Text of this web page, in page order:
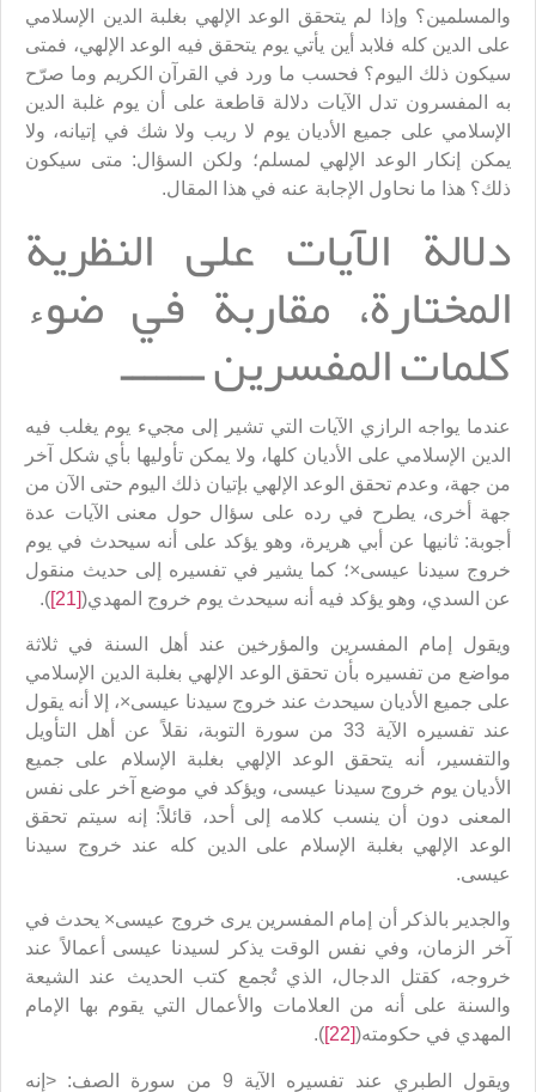
والمسلمين؟ وإذا لم يتحقق الوعد الإلهي بغلبة الدين الإسلامي
على الدين كله فلابد أين يأتي يوم يتحقق فيه الوعد الإلهي، فمتى
سيكون ذلك اليوم؟ فحسب ما ورد في القرآن الكريم وما صرّح
به المفسرون تدل الآيات دلالة قاطعة على أن يوم غلبة الدين
الإسلامي على جميع الأديان يوم لا ريب ولا شك في إتيانه، ولا
يمكن إنكار الوعد الإلهي لمسلم؛ ولكن السؤال: متى سيكون
ذلك؟ هذا ما نحاول الإجابة عنه في هذا المقال.
دلالة الآيات على النظرية
المختارة، مقاربة في ضوء
كلمات المفسرين ـــــــ
عندما يواجه الرازي الآيات التي تشير إلى مجيء يوم يغلب فيه
الدين الإسلامي على الأديان كلها، ولا يمكن تأوليها بأي شكل آخر
من جهة، وعدم تحقق الوعد الإلهي بإتيان ذلك اليوم حتى الآن من
جهة أخرى، يطرح في رده على سؤال حول معنى الآيات عدة
أجوبة: ثانيها عن أبي هريرة، وهو يؤكد على أنه سيحدث في يوم
خروج سيدنا عيسى×؛ كما يشير في تفسيره إلى حديث منقول
عن السدي، وهو يؤكد فيه أنه سيحدث يوم خروج المهدي([21]
).
ويقول إمام المفسرين والمؤرخين عند أهل السنة في ثلاثة
مواضع من تفسيره بأن تحقق الوعد الإلهي بغلبة الدين الإسلامي
على جميع الأديان سيحدث عند خروج سيدنا عيسى×، إلا أنه يقول
عند تفسيره الآية 33 من سورة التوبة، نقلاً عن أهل التأويل
والتفسير، أنه يتحقق الوعد الإلهي بغلبة الإسلام على جميع
الأديان يوم خروج سيدنا عيسى، ويؤكد في موضع آخر على نفس
المعنى دون أن ينسب كلامه إلى أحد، قائلاً: إنه سيتم تحقق
الوعد الإلهي بغلبة الإسلام على الدين كله عند خروج سيدنا
عيسى.
والجدير بالذكر أن إمام المفسرين يرى خروج عيسى× يحدث في
آخر الزمان، وفي نفس الوقت يذكر لسيدنا عيسى أعمالاً عند
خروجه، كقتل الدجال، الذي تُجمع كتب الحديث عند الشيعة
والسنة على أنه من العلامات والأعمال التي يقوم بها الإمام
المهدي في حكومته([22]
).
ويقول الطبري عند تفسيره الآية 9 من سورة الصف: <إنه